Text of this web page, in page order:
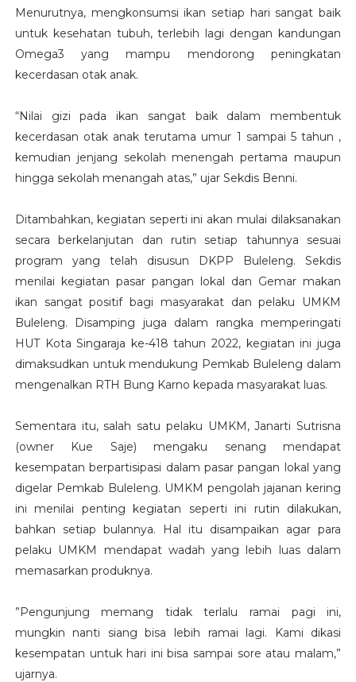
Menurutnya, mengkonsumsi ikan setiap hari sangat baik
untuk kesehatan tubuh, terlebih lagi dengan kandungan
Omega3 yang mampu mendorong peningkatan
kecerdasan otak anak.
“Nilai gizi pada ikan sangat baik dalam membentuk
kecerdasan otak anak terutama umur 1 sampai 5 tahun ,
kemudian jenjang sekolah menengah pertama maupun
hingga sekolah menangah atas,” ujar Sekdis Benni.
Ditambahkan, kegiatan seperti ini akan mulai dilaksanakan
secara berkelanjutan dan rutin setiap tahunnya sesuai
program yang telah disusun DKPP Buleleng. Sekdis
menilai kegiatan pasar pangan lokal dan Gemar makan
ikan sangat positif bagi masyarakat dan pelaku UMKM
Buleleng. Disamping juga dalam rangka memperingati
HUT Kota Singaraja ke-418 tahun 2022, kegiatan ini juga
dimaksudkan untuk mendukung Pemkab Buleleng dalam
mengenalkan RTH Bung Karno kepada masyarakat luas.
Sementara itu, salah satu pelaku UMKM, Janarti Sutrisna
(owner Kue Saje) mengaku senang mendapat
kesempatan berpartisipasi dalam pasar pangan lokal yang
digelar Pemkab Buleleng. UMKM pengolah jajanan kering
ini menilai penting kegiatan seperti ini rutin dilakukan,
bahkan setiap bulannya. Hal itu disampaikan agar para
pelaku UMKM mendapat wadah yang lebih luas dalam
memasarkan produknya.
”Pengunjung memang tidak terlalu ramai pagi ini,
mungkin nanti siang bisa lebih ramai lagi. Kami dikasi
kesempatan untuk hari ini bisa sampai sore atau malam,”
ujarnya.